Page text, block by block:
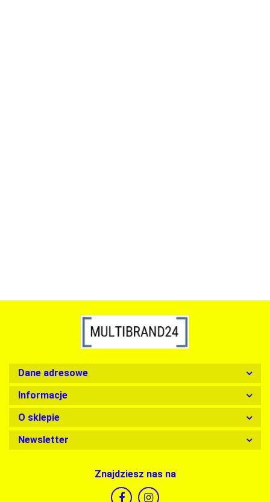
Dane adresowe
Informacje
O sklepie
Newsletter
Znajdziesz nas na